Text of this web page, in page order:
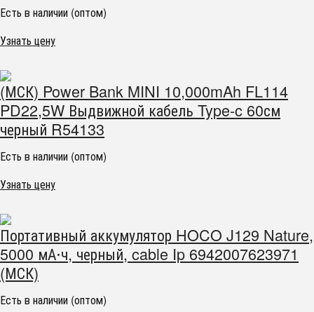
Есть в наличии (оптом)
Узнать цену
(МСК) Power Bank MINI 10,000mAh FL114
PD22,5W Выдвижной кабель Type-c 60см
черный R54133
Есть в наличии (оптом)
Узнать цену
Портативный аккумулятор HOCO J129 Nature,
5000 мА⋅ч, черный, cable Ip 6942007623971
(МСК)
Есть в наличии (оптом)